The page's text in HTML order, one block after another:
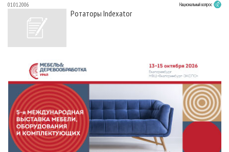
01.01.2006 Национальный вопрос
Ротаторы Indexator